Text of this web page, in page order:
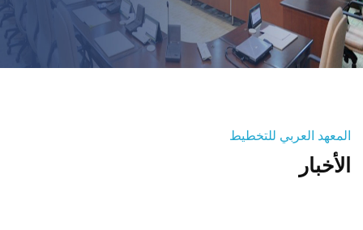
خدماتنا
تواصلوا معنا
المنصة التدريبية
المعهد العربي للتخطيط
الأخبار